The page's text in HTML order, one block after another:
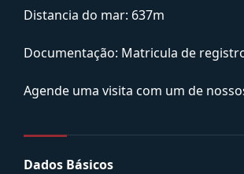
Distancia do mar: 637m
Documentação: Matricula de
Agende uma visita com um de
Dados Básicos